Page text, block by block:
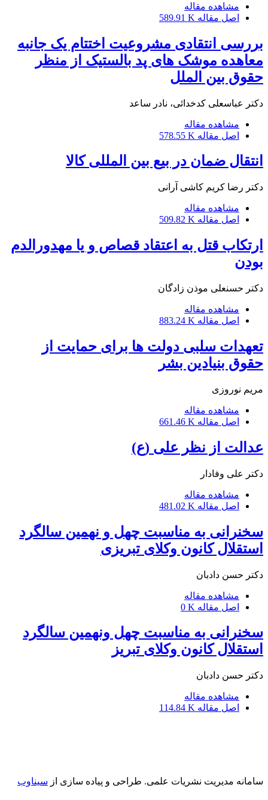
مشاهده مقاله
اصل مقاله 589.91 K
بررسی انتقادی مشروعیت اختتام یک جانبه
معاهده موشک های پد بالستیک از منظر
حقوق بین الملل
دکتر عباسعلی کدخدائی، نادر ساعد
مشاهده مقاله
اصل مقاله 578.55 K
انتقال ضمان در بیع بین المللی کالا
دکتر رضا کریم کاشی آرانی
مشاهده مقاله
اصل مقاله 509.82 K
ارتکاب قتل به اعتقاد قصاص و یا مهدورالدم
بودن
دکتر حسنعلی موذن زادگان
مشاهده مقاله
اصل مقاله 883.24 K
تعهدات سلبی دولت ها برای حمایت از
حقوق بنیادین بشر
مریم نوروزی
مشاهده مقاله
اصل مقاله 661.46 K
عدالت از نظر علی (ع)
دکتر علی وفادار
مشاهده مقاله
اصل مقاله 481.02 K
سخنرانی به مناسبت چهل و نهمین سالگرد
استقلال کانون وکلای تبریزی
دکتر حسن دادبان
مشاهده مقاله
اصل مقاله 0 K
سخنرانی به مناسبت چهل ونهمین سالگرد
استقلال کانون وکلای تبریز
دکتر حسن دادبان
مشاهده مقاله
اصل مقاله 114.84 K
سامانه مدیریت نشریات علمی. طراحی و پیاده سازی از سیناوب